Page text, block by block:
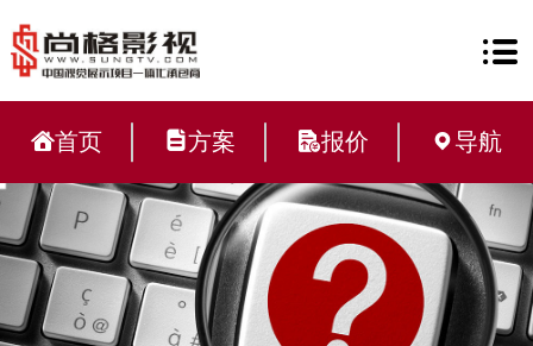
首页 方案 报价 导航